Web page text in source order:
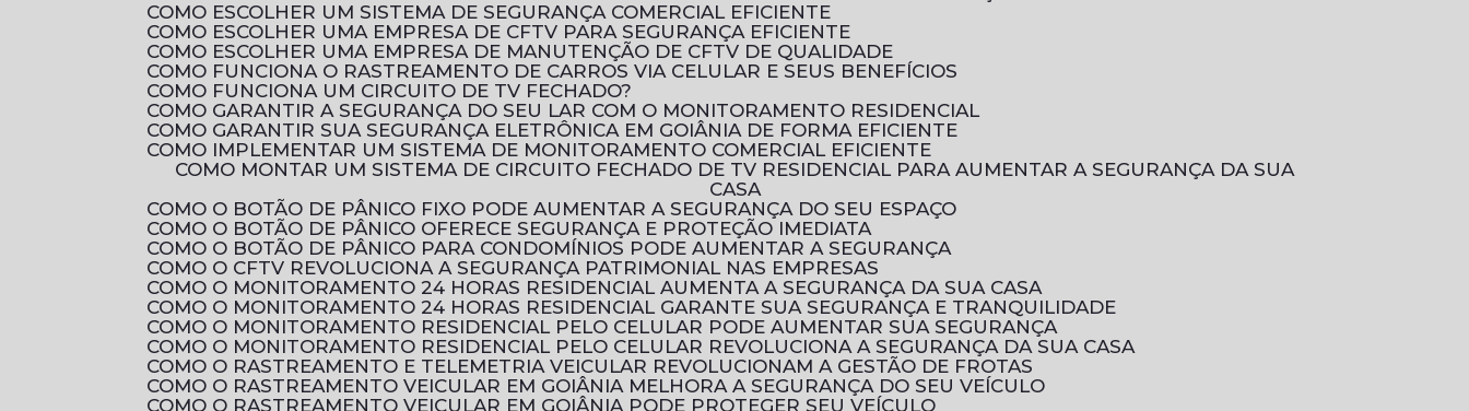
COMO ESCOLHER UM SISTEMA DE SEGURANÇA COMERCIAL EFICIENTE
COMO ESCOLHER UMA EMPRESA DE CFTV PARA SEGURANÇA EFICIENTE
COMO ESCOLHER UMA EMPRESA DE MANUTENÇÃO DE CFTV DE QUALIDADE
COMO FUNCIONA O RASTREAMENTO DE CARROS VIA CELULAR E SEUS BENEFÍCIOS
COMO FUNCIONA UM CIRCUITO DE TV FECHADO?
COMO GARANTIR A SEGURANÇA DO SEU LAR COM O MONITORAMENTO RESIDENCIAL
COMO GARANTIR SUA SEGURANÇA ELETRÔNICA EM GOIÂNIA DE FORMA EFICIENTE
COMO IMPLEMENTAR UM SISTEMA DE MONITORAMENTO COMERCIAL EFICIENTE
COMO MONTAR UM SISTEMA DE CIRCUITO FECHADO DE TV RESIDENCIAL PARA AUMENTAR A SEGURANÇA DA SUA
CASA
COMO O BOTÃO DE PÂNICO FIXO PODE AUMENTAR A SEGURANÇA DO SEU ESPAÇO
COMO O BOTÃO DE PÂNICO OFERECE SEGURANÇA E PROTEÇÃO IMEDIATA
COMO O BOTÃO DE PÂNICO PARA CONDOMÍNIOS PODE AUMENTAR A SEGURANÇA
COMO O CFTV REVOLUCIONA A SEGURANÇA PATRIMONIAL NAS EMPRESAS
COMO O MONITORAMENTO 24 HORAS RESIDENCIAL AUMENTA A SEGURANÇA DA SUA CASA
COMO O MONITORAMENTO 24 HORAS RESIDENCIAL GARANTE SUA SEGURANÇA E TRANQUILIDADE
COMO O MONITORAMENTO RESIDENCIAL PELO CELULAR PODE AUMENTAR SUA SEGURANÇA
COMO O MONITORAMENTO RESIDENCIAL PELO CELULAR REVOLUCIONA A SEGURANÇA DA SUA CASA
COMO O RASTREAMENTO E TELEMETRIA VEICULAR REVOLUCIONAM A GESTÃO DE FROTAS
COMO O RASTREAMENTO VEICULAR EM GOIÂNIA MELHORA A SEGURANÇA DO SEU VEÍCULO
COMO O RASTREAMENTO VEICULAR EM GOIÂNIA PODE PROTEGER SEU VEÍCULO